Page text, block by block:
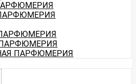
ПАРФЮМЕРИЯ